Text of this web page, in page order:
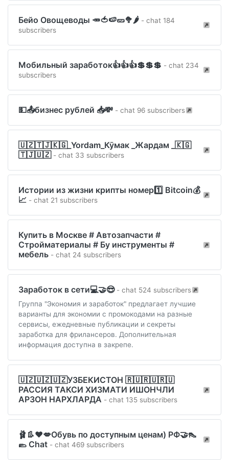
Бейо Овощеводы 🥕🍅🍉🥒🥦🌶 - chat 184
subscribers
Мобильный заработок👍👍👍💲💲💲 - chat 234
subscribers
💵📤бизнес рублей 📥💸 - chat 96 subscribers
🇺🇿🇹🇯🇰🇬_Yordam_Кӯмак _Жардам _🇰🇬
🇹🇯🇺🇿 - chat 33 subscribers
Истории из жизни крипты номер1️⃣ Bitcoin💰
📈 - chat 21 subscribers
Купить в Москве # Автозапчасти #
Стройматериалы # Бу инструменты #
мебель - chat 24 subscribers
Заработок в сети💻🤝😎 - chat 524 subscribers
Группа "Экономия и заработок" предлагает лучшие
варианты для экономии с промокодами на разные
сервисы, ежедневные публикации и секреты
заработка для фрилансеров. Дополнительная
информация доступна в закрепе.
🇺🇿🇺🇿🇺🇿УЗБЕКИСТОН 🇷🇺🇷🇺🇷🇺
РАССИЯ ТАКСИ ХИЗМАТИ ИШОНЧЛИ
АРЗОН НАРХЛАРДА - chat 135 subscribers
🩰👢❤️💋Обувь по доступным ценам) РФ🤝👠
🥿 Chat - chat 469 subscribers